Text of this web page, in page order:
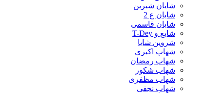
شایان شیرین
شایان ع 2
شایان قاسمی
شایع و T-Dey
شروین شایا
شهاب اکبری
شهاب رمضان
شهاب شکور
شهاب مظفری
شهاب نجفی